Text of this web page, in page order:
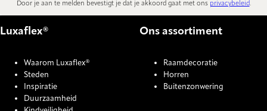
Door je aan te melden bevestigt je dat je akkoord gaat met ons privacybeleid.
Luxaflex®
Waarom Luxaflex®
Steden
Inspiratie
Duurzaamheid
Ons assortiment
Raamdecoratie
Horren
Buitenzonwering